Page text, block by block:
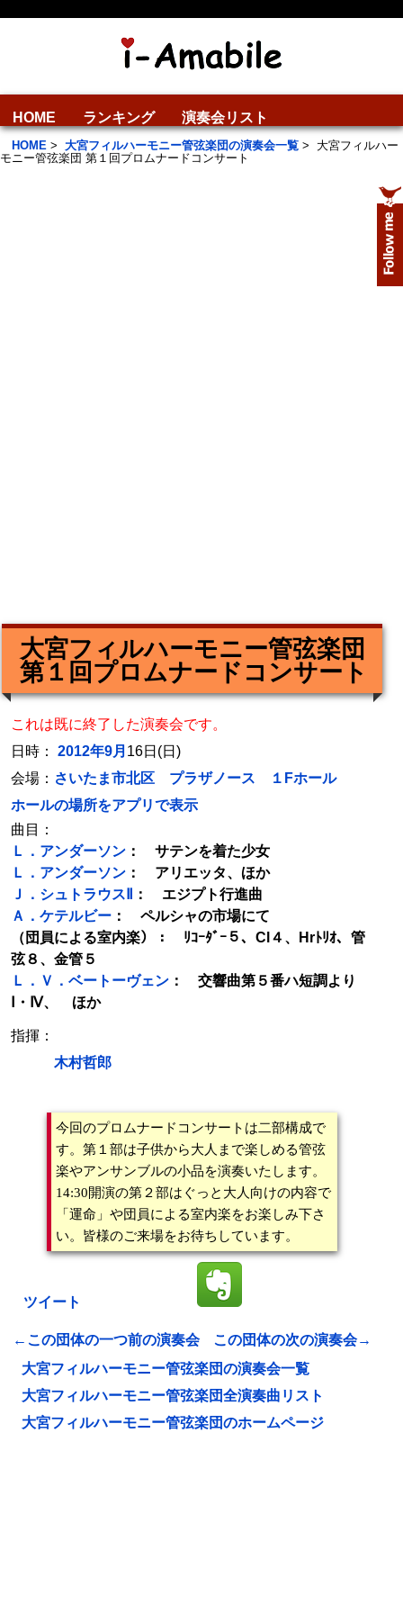
HOME ランキング 演奏会リスト
HOME > 大宮フィルハーモニー管弦楽団の演奏会一覧 > 大宮フィルハー
モニー管弦楽団 第１回プロムナードコンサート
大宮フィルハーモニー管弦楽団
第１回プロムナードコンサート
これは既に終了した演奏会です。
日時： 2012年9月 16日(日)
会場： さいたま市北区 プラザノース １Fホール
ホールの場所をアプリで表示
曲目：
Ｌ．アンダーソン ： サテンを着た少女
Ｌ．アンダーソン ： アリエッタ、ほか
Ｊ．シュトラウスⅡ
： エジプト行進曲
Ａ．ケテルビー ： ペルシャの市場にて
（団員による室内楽）： ﾘｺｰﾀﾞｰ５、Cl４、Hrﾄﾘｵ、管
弦８、金管５
Ｌ．Ｖ．ベートーヴェン ： 交響曲第５番ハ短調より
Ⅰ・Ⅳ、 ほか
指揮：
木村哲郎
今回のプロムナードコンサートは二部構成で
す。第１部は子供から大人まで楽しめる管弦
楽やアンサンブルの小品を演奏いたします。
14:30開演の第２部はぐっと大人向けの内容で
「運命」や団員による室内楽をお楽しみ下さ
い。皆様のご来場をお待ちしています。
ツイート
←この団体の一つ前の演奏会
この団体の次の演奏会→
大宮フィルハーモニー管弦楽団の演奏会一覧
大宮フィルハーモニー管弦楽団全演奏曲リスト
大宮フィルハーモニー管弦楽団のホームページ